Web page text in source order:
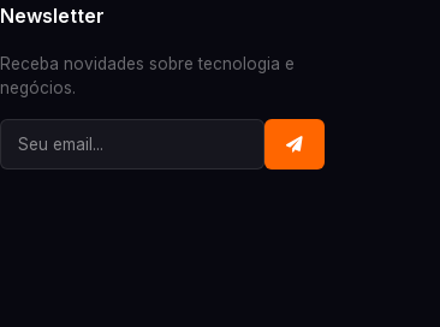
Newsletter
Receba novidades sobre tecnologia e
negócios.